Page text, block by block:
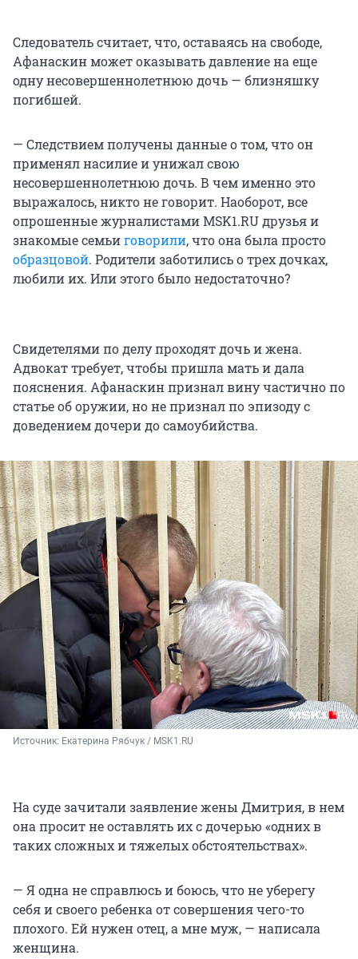
Следователь считает, что, оставаясь на свободе,
Афанаскин может оказывать давление на еще
одну несовершеннолетнюю дочь — близняшку
погибшей.
— Следствием получены данные о том, что он
применял насилие и унижал свою
несовершеннолетнюю дочь. В чем именно это
выражалось, никто не говорит. Наоборот, все
опрошенные журналистами MSK1.RU друзья и
знакомые семьиговорили, что она была просто
образцовой. Родители заботились о трех дочках,
любили их. Или этого было недостаточно?
Свидетелями по делу проходят дочь и жена.
Адвокат требует, чтобы пришла мать и дала
пояснения. Афанаскин признал вину частично по
статье об оружии, но не признал по эпизоду с
доведением дочери до самоубийства.
Источник: Екатерина Рябчук / MSK1.RU
На суде зачитали заявление жены Дмитрия, в нем
она просит не оставлять их с дочерью «одних в
таких сложных и тяжелых обстоятельствах».
— Я одна не справлюсь и боюсь, что не уберегу
себя и своего ребенка от совершения чего-то
плохого. Ей нужен отец, а мне муж, — написала
женщина.